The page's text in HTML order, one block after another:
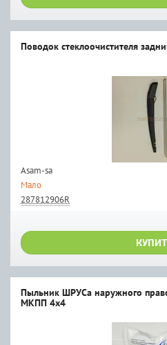
Поводок стеклоочистителя
Asam-sa
Мало
287812906R
Пыльник ШРУСа наружного
МКПП 4х4